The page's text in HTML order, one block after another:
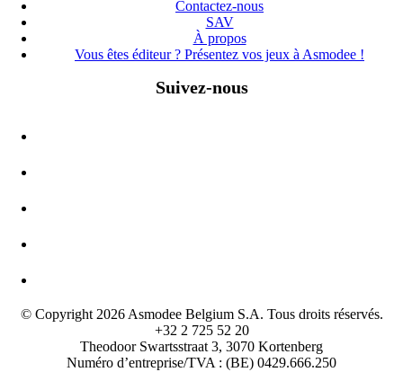
Contactez-nous
SAV
À propos
Vous êtes éditeur ? Présentez vos jeux à Asmodee !
Suivez-nous
© Copyright 2026 Asmodee Belgium S.A. Tous droits réservés.
+32 2 725 52 20
Theodoor Swartsstraat 3, 3070 Kortenberg
Numéro d’entreprise/TVA : (BE) 0429.666.250